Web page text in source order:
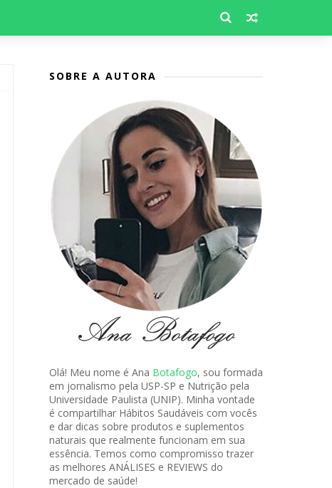
SOBRE A AUTORA
Olá! Meu nome é Ana Botafogo, sou formada
em jornalismo pela USP-SP e Nutrição pela
Universidade Paulista (UNIP). Minha vontade
é compartilhar Hábitos Saudáveis com vocês
e dar dicas sobre produtos e suplementos
naturais que realmente funcionam em sua
essência. Temos como compromisso trazer
as melhores ANÁLISES e REVIEWS do
mercado de saúde!